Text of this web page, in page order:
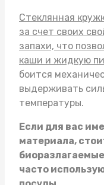
Стеклянная
за счет своих
запахи, что
каши и жидкую
боится
выдерживать
температуры.
Если для вас
материала,
часто